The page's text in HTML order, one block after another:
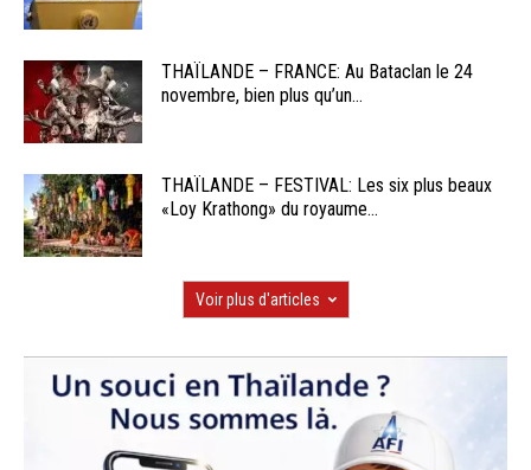
THAÏLANDE – FRANCE: Au Bataclan le 24
novembre, bien plus qu’un...
THAÏLANDE – FESTIVAL: Les six plus beaux
«Loy Krathong» du royaume...
Voir plus d'articles